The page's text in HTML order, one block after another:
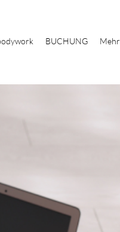
BUCHUNG Mehr